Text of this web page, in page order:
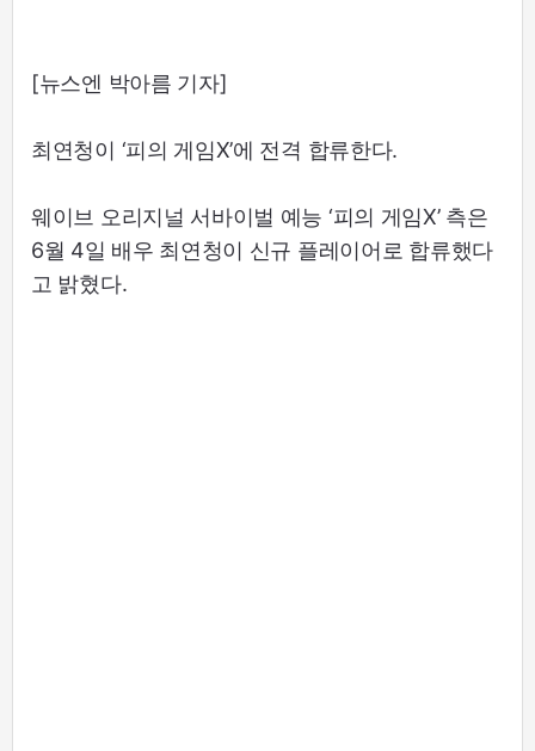
[뉴스엔 박아름 기자]
최연청이 ‘피의 게임X’에 전격 합류한다.
웨이브 오리지널 서바이벌 예능 ‘피의 게임X’ 측은
6월 4일 배우 최연청이 신규 플레이어로 합류했다
고 밝혔다.